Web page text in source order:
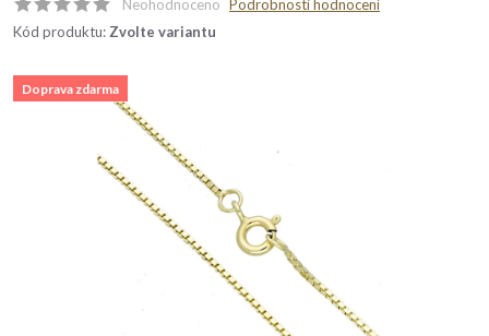
Neohodnoceno Podrobnosti hodnocení
Kód produktu: Zvolte variantu
Doprava zdarma